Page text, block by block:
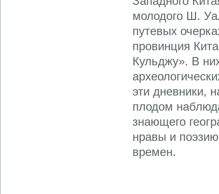
молодого Ш.
путевых
провинция
Кульджу». В
эти дневники,
плодом
знающего
нравы и
времен.